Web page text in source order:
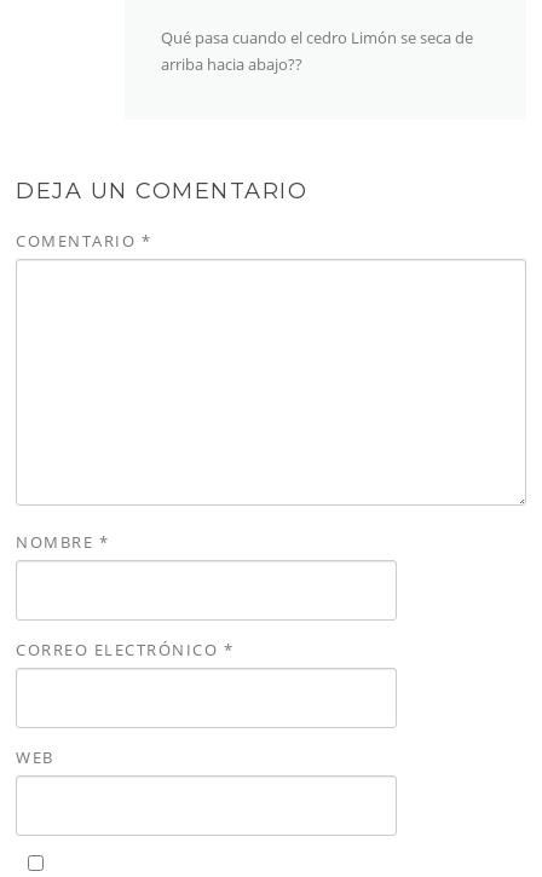
Qué pasa cuando el cedro Limón se seca de
arriba hacia abajo??
DEJA UN COMENTARIO
COMENTARIO *
NOMBRE *
CORREO ELECTRÓNICO *
WEB